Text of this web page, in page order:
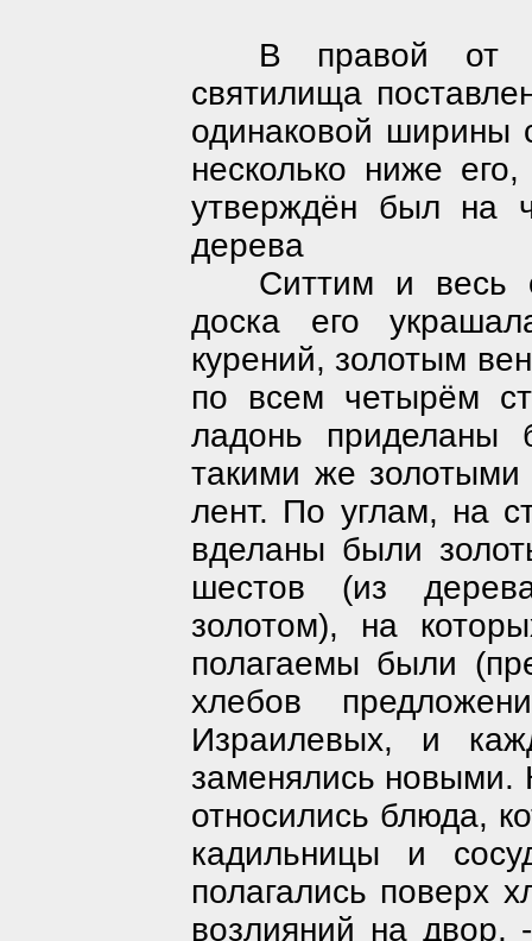
В правой от
святилища
одинаковой ширины
несколько ниже
утверждён был на
дерева
Ситтим и весь
доска его
курений, золотым
по всем четырём
ладонь приделаны
такими же
лент. По углам, на
вделаны были
шестов (из
золотом), на
полагаемы были
хлебов
Израилевых, и
заменялись новыми.
относились блюда,
кадильницы и
полагались поверх
возлияний на двор, -